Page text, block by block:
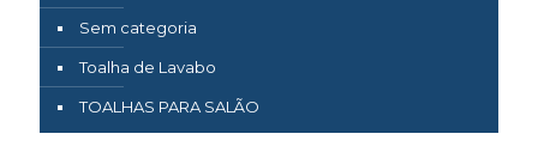
Sem categoria
Toalha de Lavabo
TOALHAS PARA SALÃO